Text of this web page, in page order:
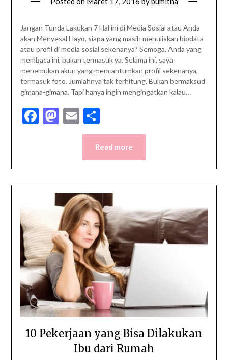
Jangan Tunda Lakukan 7 Hal ini di Media Sosial atau Anda
akan Menyesal Hayo, siapa yang masih menuliskan biodata
atau profil di media sosial sekenanya? Semoga, Anda yang
membaca ini, bukan termasuk ya. Selama ini, saya
menemukan akun yang mencantumkan profil sekenanya,
termasuk foto. Jumlahnya tak terhitung. Bukan bermaksud
gimana-gimana. Tapi hanya ingin mengingatkan kalau…
Facebook
Mastodon
EmailShare
Read more
10 Pekerjaan yang Bisa Dilakukan
Ibu dari Rumah